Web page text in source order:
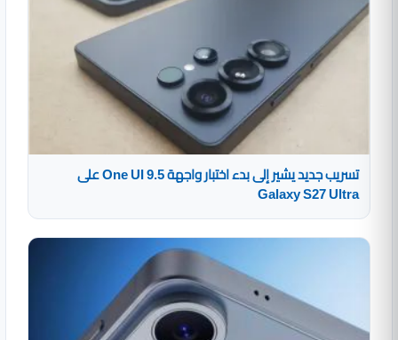
تسريب جديد يشير إلى بدء اختبار واجهة One UI 9.5 على
Galaxy S27 Ultra